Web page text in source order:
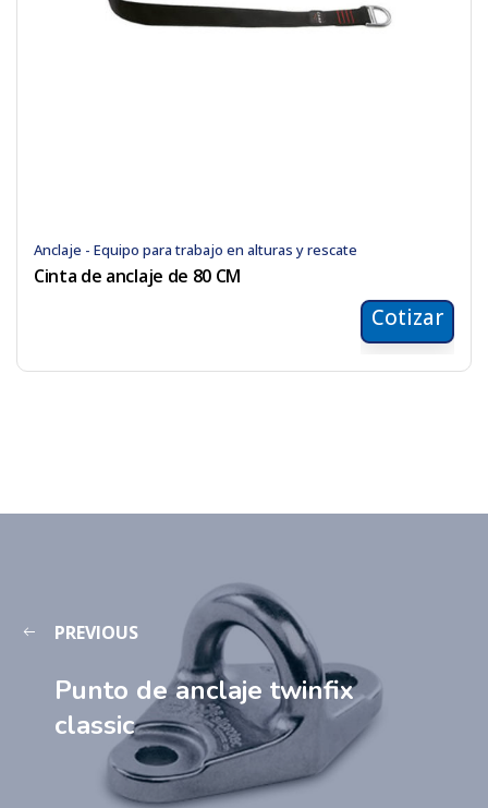
Anclaje - Equipo para trabajo en alturas y rescate
Cinta de anclaje de 80 CM
Cotizar
PREVIOUS
Punto de anclaje twinfix
classic